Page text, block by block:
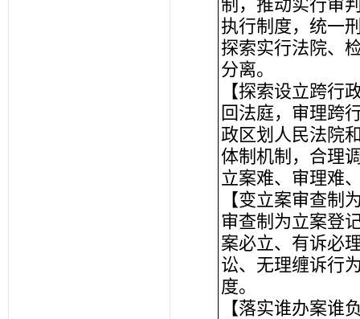
制，推动实行审
执行制度，统一
探索实行法院、
分离。
【探索设立跨行
回法庭，审理跨
政区划人民法院
体制机制，合理
立案难、审理难
【变立案审查制
审查制为立案登
案必立、有诉必
讼、无理缠诉行
度。
【落实谁办案谁